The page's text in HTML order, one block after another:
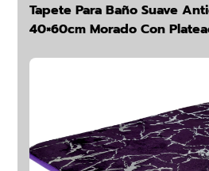
Tapete Para Baño Suave
40×60cm Morado Con